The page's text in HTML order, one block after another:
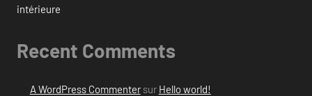
intérieure
Recent Comments
A WordPress Commentersur Hello world!